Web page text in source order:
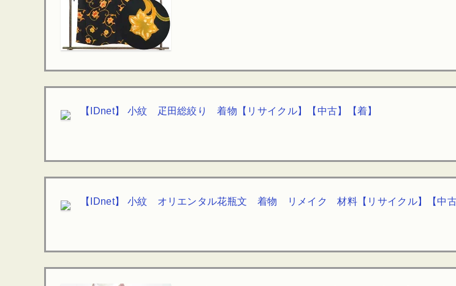
【IDnet】 小紋 疋田総絞り 着物【リサイクル】【中古】【着】
【IDnet】 小紋 オリエンタル花瓶文 着物 リメイク 材料【リサイクル】【中古